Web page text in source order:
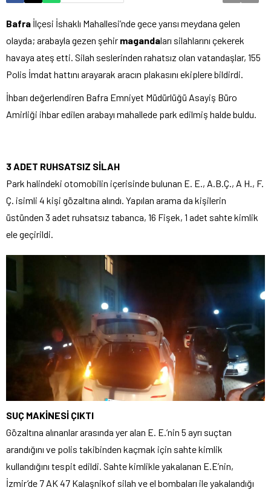
Bafra İlçesi İshaklı Mahallesi’nde gece yarısı meydana gelen
olayda; arabayla gezen şehir magandaları silahlarını çekerek
havaya ateş etti. Silah seslerinden rahatsız olan vatandaşlar, 155
Polis İmdat hattını arayarak aracın plakasını ekiplere bildirdi.
İhbarı değerlendiren Bafra Emniyet Müdürlüğü Asayiş Büro
Amirliği ihbar edilen arabayı mahallede park edilmiş halde buldu.
3 ADET RUHSATSIZ SİLAH
Park halindeki otomobilin içerisinde bulunan E. E., A.B.Ç., A H., F.
Ç. isimli 4 kişi gözaltına alındı. Yapılan arama da kişilerin
üstünden 3 adet ruhsatsız tabanca, 16 Fişek, 1 adet sahte kimlik
ele geçirildi.
SUÇ MAKİNESİ ÇIKTI
Gözaltına alınanlar arasında yer alan E. E.’nin 5 ayrı suçtan
arandığını ve polis takibinden kaçmak için sahte kimlik
kullandığını tespit edildi. Sahte kimlikle yakalanan E.E’nin,
İzmir’de 7 AK 47 Kalaşnikof silah ve el bombaları ile yakalandığı